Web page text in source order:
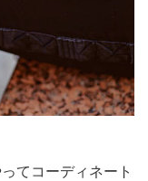
てコーディネート